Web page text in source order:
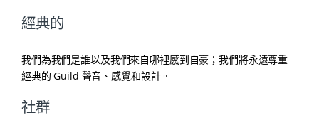
經典的
我們為我們是誰以及我們來自哪裡感到自豪；我們將永遠尊重
經典的 Guild 聲音、感覺和設計。
社群